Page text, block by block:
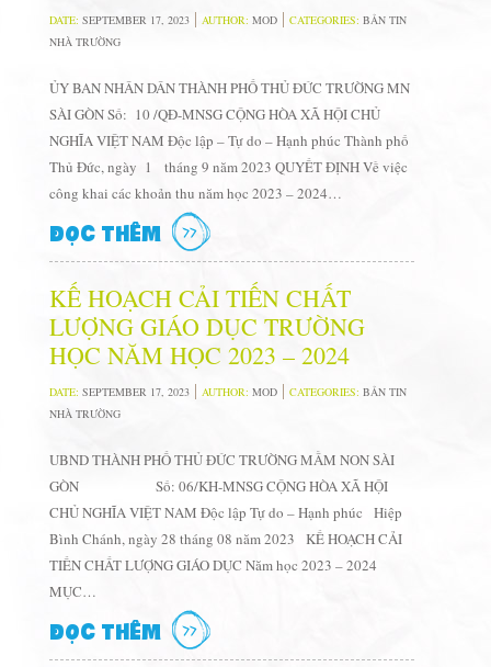
DATE: SEPTEMBER 17, 2023 AUTHOR: MOD CATEGORIES: BẢN TIN
NHÀ TRƯỜNG
ỦY BAN NHÂN DÂN THÀNH PHỐ THỦ ĐỨC TRƯỜNG MN
SÀI GÒN Số: 10 /QĐ-MNSG CỘNG HÒA XÃ HỘI CHỦ
NGHĨA VIỆT NAM Độc lập – Tự do – Hạnh phúc Thành phố
Thủ Đức, ngày 1 tháng 9 năm 2023 QUYẾT ĐỊNH Về việc
công khai các khoản thu năm học 2023 – 2024…
ĐỌC THÊM
KẾ HOẠCH CẢI TIẾN CHẤT
LƯỢNG GIÁO DỤC TRƯỜNG
HỌC NĂM HỌC 2023 – 2024
DATE: SEPTEMBER 17, 2023 AUTHOR: MOD CATEGORIES: BẢN TIN
NHÀ TRƯỜNG
UBND THÀNH PHỐ THỦ ĐỨC TRƯỜNG MẦM NON SÀI
GÒN Số: 06/KH-MNSG CỘNG HÒA XÃ HỘI
CHỦ NGHĨA VIỆT NAM Độc lập Tự do – Hạnh phúc Hiệp
Bình Chánh, ngày 28 tháng 08 năm 2023 KẾ HOẠCH CẢI
TIẾN CHẤT LƯỢNG GIÁO DỤC Năm học 2023 – 2024
MỤC…
ĐỌC THÊM